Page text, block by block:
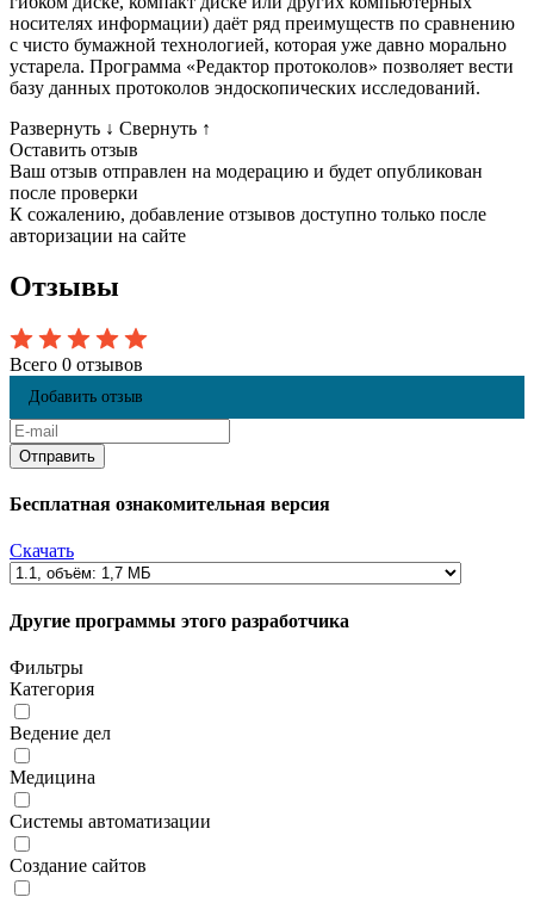
носителях информации) даёт ряд преимуществ по сравнению
с чисто бумажной технологией, которая уже давно морально
устарела. Программа «Редактор протоколов» позволяет вести
базу данных протоколов эндоскопических исследований.
Развернуть ↓ Свернуть ↑
Оставить отзыв
Ваш отзыв отправлен на модерацию и будет опубликован
после проверки
К сожалению, добавление отзывов доступно только после
авторизации на сайте
Отзывы
Всего 0 отзывов
Добавить отзыв
Бесплатная ознакомительная версия
Скачать
Другие программы этого разработчика
Фильтры
Категория
Ведение дел
Медицина
Системы автоматизации
Создание сайтов